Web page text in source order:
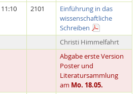
11:10 2101
Einführung in das
wissenschaftliche
Schreiben
Christi Himmelfahrt
Abgabe erste Version
Poster und
Literatursammlung
am Mo. 18.05.